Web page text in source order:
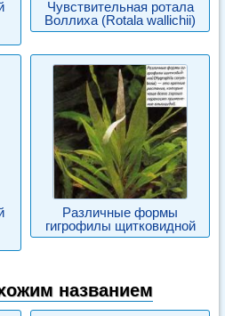
Чувствительная ротала
Воллиха (Rotala wallichii)
Различные формы
гигрофилы щитковидной
названием